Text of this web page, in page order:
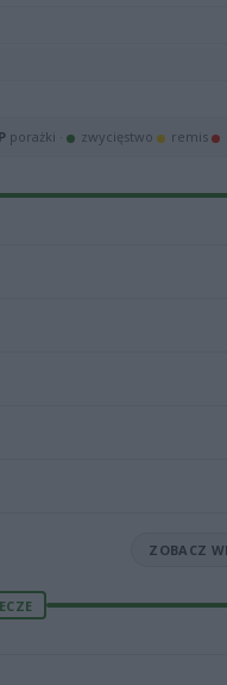
P porażki · zwycięstwo remis
ZOBACZ